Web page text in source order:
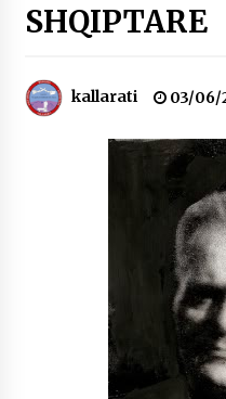
07/07/2026
06/06/2026
NË KALLARAT, NË “FSHATIN
ZHVILLUA EDICIONI I TRETË I
Gazeta Kallarati nr. 117
Gazeta Kallarati nr. 116
Mbi kockat e martirëve
SHQIPTARE
kallarati 03/06/